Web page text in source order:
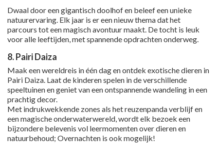
Dwaal door een gigantisch doolhof en beleef een unieke
natuurervaring. Elk jaar is er een nieuw thema dat het
parcours tot een magisch avontuur maakt. De tocht is leuk
voor alle leeftijden, met spannende opdrachten onderweg.
8. Pairi Daiza
Maak een wereldreis in één dag en ontdek exotische dieren in
Pairi Daiza. Laat de kinderen spelen in de verschillende
speeltuinen en geniet van een ontspannende wandeling in een
prachtig decor.
Met indrukwekkende zones als het reuzenpanda verblijf en
een magische onderwaterwereld, wordt elk bezoek een
bijzondere belevenis vol leermomenten over dieren en
natuurbehoud; Overnachten is ook mogelijk!